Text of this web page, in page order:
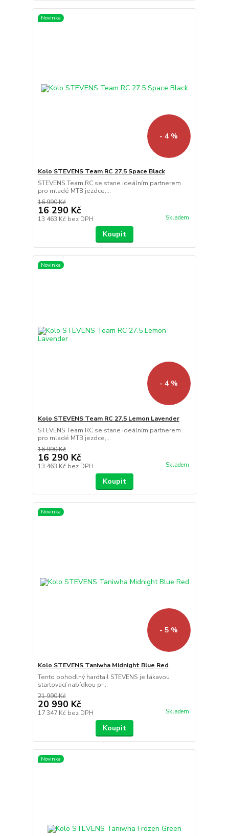
Novinka
- 4 %
Kolo STEVENS Team RC 27.5 Space Black
STEVENS Team RC se stane ideálním partnerem
pro mladé MTB jezdce,...
16 990 Kč
16 290 Kč
13 463 Kč bez DPH Skladem
Koupit
Novinka
- 4 %
Kolo STEVENS Team RC 27.5 Lemon Lavender
STEVENS Team RC se stane ideálním partnerem
pro mladé MTB jezdce,...
16 990 Kč
16 290 Kč
13 463 Kč bez DPH Skladem
Koupit
Novinka
- 5 %
Kolo STEVENS Taniwha Midnight Blue Red
Tento pohodlný hardtail STEVENS je lákavou
startovací nabídkou pr...
21 990 Kč
20 990 Kč
17 347 Kč bez DPH Skladem
Koupit
Novinka